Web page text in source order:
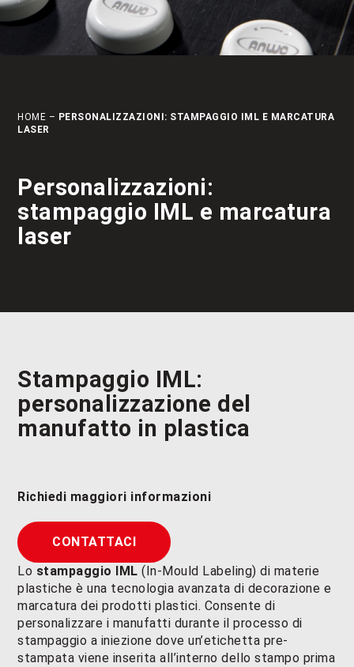
HOME – PERSONALIZZAZIONI: STAMPAGGIO IML E MARCATURA
LASER
Personalizzazioni:
stampaggio IML e marcatura
laser
Stampaggio IML:
personalizzazione del
manufatto in plastica
Richiedi maggiori informazioni
CONTATTACI
Lo stampaggio IML (In-Mould Labeling) di materie
plastiche è una tecnologia avanzata di decorazione e
marcatura dei prodotti plastici. Consente di
personalizzare i manufatti durante il processo di
stampaggio a iniezione dove un’etichetta pre-
stampata viene inserita all’interno dello stampo prima